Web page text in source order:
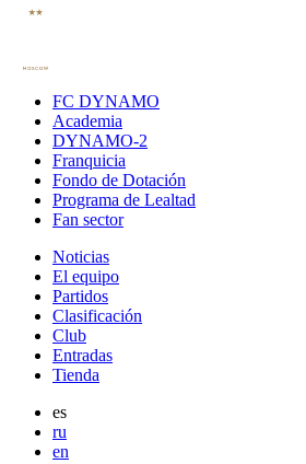
FC DYNAMO
Academia
DYNAMO-2
Franquicia
Fondo de Dotación
Programa de Lealtad
Fan sector
Noticias
El equipo
Partidos
Clasificación
Club
Entradas
Tienda
es
ru
en